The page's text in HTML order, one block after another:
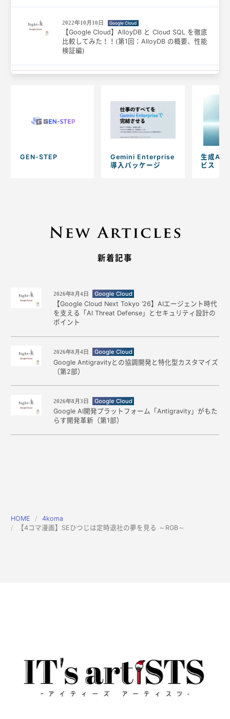
2022年10月10日 Google Cloud
【Google Cloud】AlloyDB と Cloud SQL を徹底
比較してみた！！(第1回：AlloyDB の概要、性能
検証編)
GEN-STEP
Gemini Enterprise
導入パッケージ
生成AI
ビス
新着記事
2026年8月4日 Google Cloud
【Google Cloud Next Tokyo ’26】AIエージェント時代
を支える「AI Threat Defense」とセキュリティ設計の
ポイント
2026年8月4日 Google Cloud
Google Antigravityとの協調開発と特化型カスタマイズ
（第2部）
2026年8月3日 Google Cloud
Google AI開発プラットフォーム「Antigravity」がもた
らす開発革新（第1部）
HOME
4koma
【4コマ漫画】SEひつじは定時退社の夢を見る ～RGB～